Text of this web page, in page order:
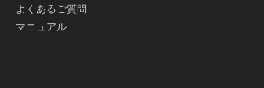
よくあるご質問
マニュアル